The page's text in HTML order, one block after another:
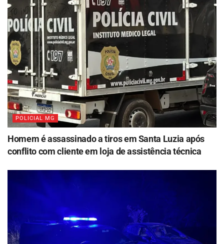
POLICIAL MG
Homem é assassinado a tiros em Santa Luzia após
conflito com cliente em loja de assistência técnica